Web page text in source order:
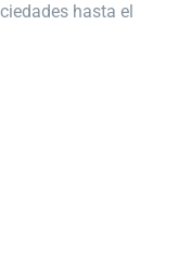
hasta el